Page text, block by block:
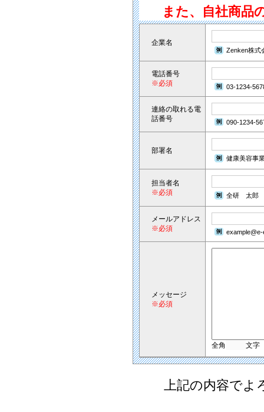
また、自社商品
企業名
Zenken株式
電話番号
※必須
03-1234-
連絡の取れる電
話番号
090-1234-
部署名
健康美容事
担当者名
※必須
全研 太郎
メールアドレス
※必須
メッセージ
※必須
全角 文字
上記の内容でよ